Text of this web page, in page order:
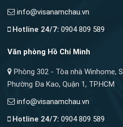
info@visanamchau.vn
Hotline 24/7: 0904 809 589
Văn phòng Hồ Chí Minh
Phòng 302 - Tòa nhà Winhome,
Phường Đa Kao, Quận 1, TP.HCM
info@visanamchau.vn
Hotline 24/7: 0904 809 589